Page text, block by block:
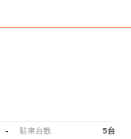
- 駐車台数 5台